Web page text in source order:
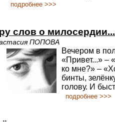
подробнее >>>
слов о
ПОПОВА
Вечером в
«Привет...» –
ко мне?» –
бинты,
голову. И
подробнее >>>